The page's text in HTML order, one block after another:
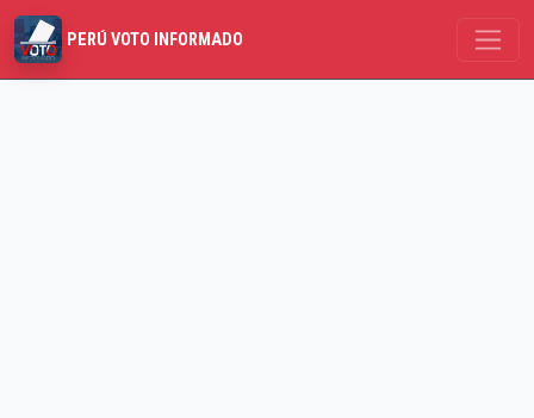
PERÚ VOTO INFORMADO